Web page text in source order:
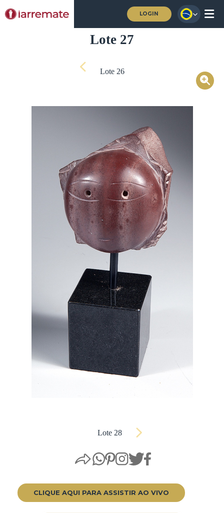
LOGIN
Lote 27
Lote 26
Lote 28
CLIQUE AQUI PARA ASSISTIR AO VIVO